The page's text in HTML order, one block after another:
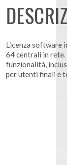
Licenza software
64 centrali in rete.
funzionalità,
per utenti finali e